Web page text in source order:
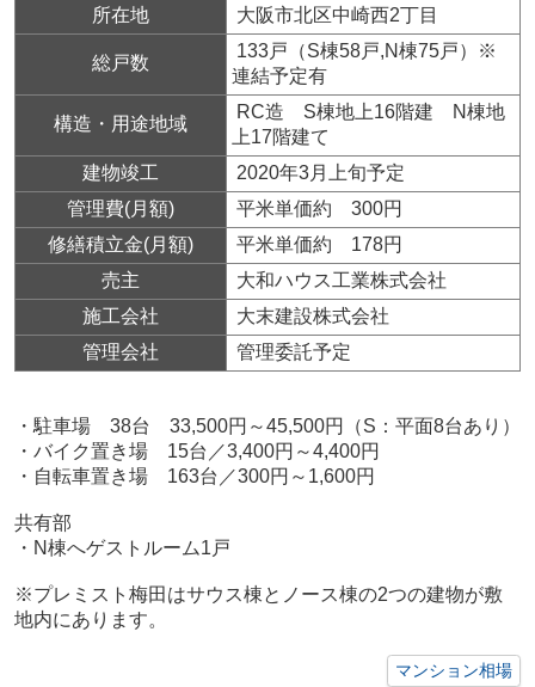
所在地
大阪市北区中崎西2丁目
総戸数
133戸（S棟58戸,N棟75戸）※
連結予定有
構造・用途地域
RC造 S棟地上16階建 N棟地
上17階建て
建物竣工
2020年3月上旬予定
管理費(月額)
平米単価約 300円
修繕積立金(月額)
平米単価約 178円
売主
大和ハウス工業株式会社
施工会社
大末建設株式会社
管理会社
管理委託予定
・駐車場 38台 33,500円～45,500円（S：平面8台あり）
・バイク置き場 15台／3,400円～4,400円
・自転車置き場 163台／300円～1,600円
共有部
・N棟へゲストルーム1戸
※プレミスト梅田はサウス棟とノース棟の2つの建物が敷
地内にあります。
マンション相場